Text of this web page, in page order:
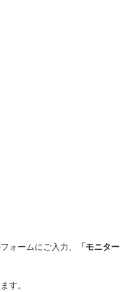
ォームにご入力、
「モニター
す。